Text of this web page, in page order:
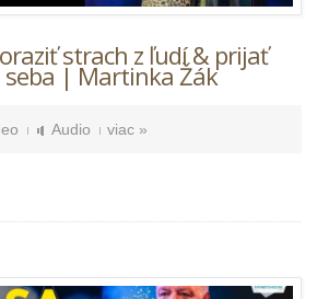
strach z ľudí & prijať
| Martinka Žák
Audio viac »